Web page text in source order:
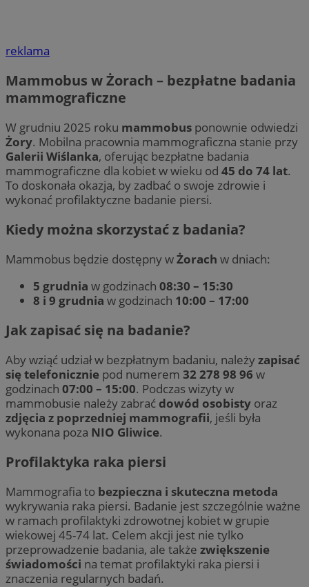
reklama
Mammobus w Żorach – bezpłatne badania
mammograficzne
W grudniu 2025 roku mammobus ponownie odwiedzi
Żory. Mobilna pracownia mammograficzna stanie przy
Galerii Wiślanka, oferując bezpłatne badania
mammograficzne dla kobiet w wieku od 45 do 74 lat.
To doskonała okazja, by zadbać o swoje zdrowie i
wykonać profilaktyczne badanie piersi.
Kiedy można skorzystać z badania?
Mammobus będzie dostępny wŻorach w dniach:
5 grudnia w godzinach 08:30 – 15:30
8 i 9 grudnia w godzinach 10:00 – 17:00
Jak zapisać się na badanie?
Aby wziąć udział w bezpłatnym badaniu, należyzapisać
się telefonicznie pod numerem 32 278 98 96 w
godzinach 07:00 – 15:00. Podczas wizyty w
mammobusie należy zabrać dowód osobisty oraz
zdjęcia z poprzedniej mammografii, jeśli była
wykonana poza NIO Gliwice.
Profilaktyka raka piersi
Mammografia to bezpieczna i skuteczna metoda
wykrywania raka piersi. Badanie jest szczególnie ważne
w ramach profilaktyki zdrowotnej kobiet w grupie
wiekowej 45-74 lat. Celem akcji jest nie tylko
przeprowadzenie badania, ale także zwiększenie
świadomości na temat profilaktyki raka piersi i
znaczenia regularnych badań.